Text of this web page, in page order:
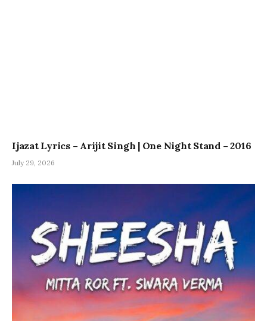
Ijazat Lyrics – Arijit Singh | One Night Stand – 2016
July 29, 2026